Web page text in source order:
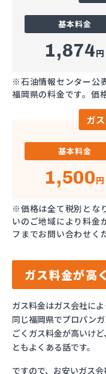
基本料金
1,874円
※石油情報センター公
福岡県の料金です。価
ガ
基本料金
1,500円
※価格は全て税別とな
いのご地域により料金
フまでお問い合わせく
ガス料金が高
ガス料金はガス会社に
同じ福岡県でプロパン
ごくガス料金が高いけ
ともよくある話です。
ですので、お安いガス